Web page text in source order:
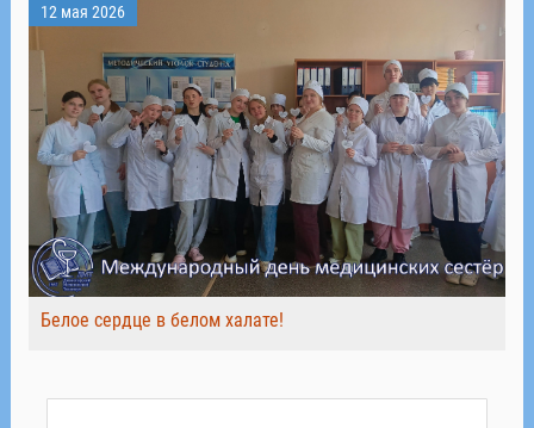
12 мая 2026
Белое сердце в белом халате!